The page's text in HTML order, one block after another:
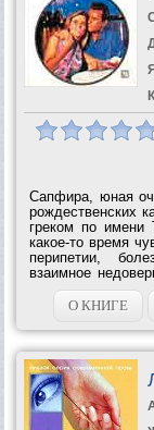
Сапфира, юная
рождественских
греком по
какое-то время
перипетии,
взаимное
понимать друг
концов любовь...
О КНИГЕ